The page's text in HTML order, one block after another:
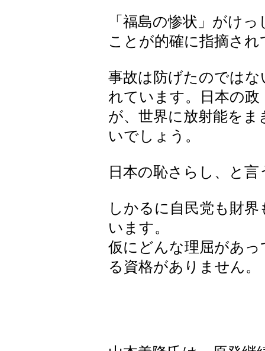
「福島の惨状」がけ
ことが的確に指摘さ
事故は防げたのでは
れています。日本の政
が、世界に放射能を
いでしょう。
日本の恥さらし、と
しかるに自民党も財
います。
仮にどんな理屈があ
る資格がありません。